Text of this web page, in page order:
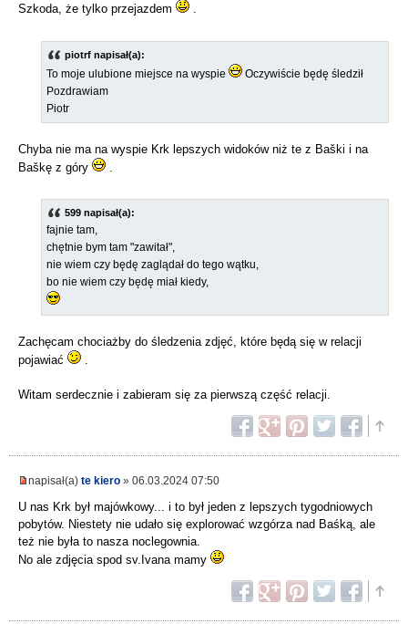
Szkoda, że tylko przejazdem .
piotrf napisał(a):
To moje ulubione miejsce na wyspie
Oczywiście będę śledził
Pozdrawiam
Piotr
Chyba nie ma na wyspie Krk lepszych widoków niż te z Baški i na
Baškę z góry
599 napisał(a):
fajnie tam,
chętnie bym tam "zawitał",
nie wiem czy będę zaglądał do tego wątku,
bo nie wiem czy będę miał kiedy,
Zachęcam chociażby do śledzenia zdjęć, które będą się w relacji
pojawiać
Witam serdecznie i zabieram się za pierwszą część relacji.
napisał(a) te kiero » 06.03.2024 07:50
U nas Krk był majówkowy... i to był jeden z lepszych tygodniowych
pobytów. Niestety nie udało się explorować wzgórza nad Baśką, ale
też nie była to nasza noclegownia.
No ale zdjęcia spod sv.Ivana mamy